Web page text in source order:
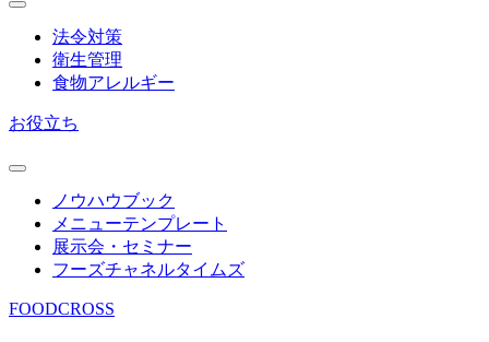
法令対策
衛生管理
食物アレルギー
お役立ち
ノウハウブック
メニューテンプレート
展示会・セミナー
フーズチャネルタイムズ
FOODCROSS